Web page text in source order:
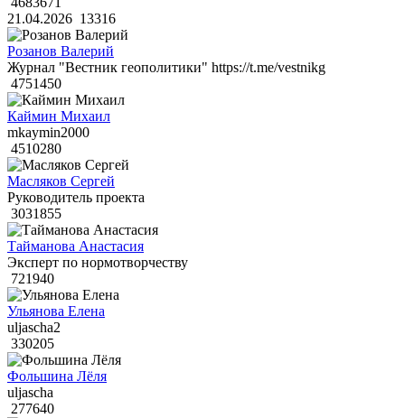
21.04.2026 13316
Розанов Валерий
Журнал "Вестник геополитики" https://t.me/vestnikg
4751450
Каймин Михаил
mkaymin2000
4510280
Масляков Сергей
Руководитель проекта
3031855
Тайманова Анастасия
Эксперт по нормотворчеству
721940
Ульянова Елена
uljascha2
330205
Фольшина Лёля
uljascha
277640